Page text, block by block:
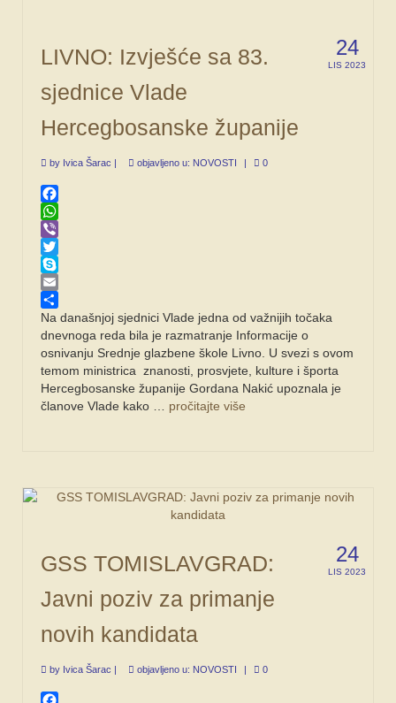
24
LIS 2023
LIVNO: Izvješće sa 83.
sjednice Vlade
Hercegbosanske županije
by Ivica Šarac | objavljeno u: NOVOSTI | 0
Facebook
WhatsApp
Viber
Twitter
Skype
Email
Share
Na današnjoj sjednici Vlade jedna od važnijih točaka
dnevnoga reda bila je razmatranje Informacije o
osnivanju Srednje glazbene škole Livno. U svezi s ovom
temom ministrica znanosti, prosvjete, kulture i športa
Hercegbosanske županije Gordana Nakić upoznala je
članove Vlade kako … pročitajte više
24
LIS 2023
GSS TOMISLAVGRAD:
Javni poziv za primanje
novih kandidata
by Ivica Šarac | objavljeno u: NOVOSTI | 0